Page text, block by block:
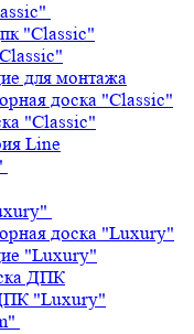
"Classic"
для монтажа
доска "Classic"
"Classic"
Line
доска "Luxury"
"Luxury"
ДПК
"Luxury"